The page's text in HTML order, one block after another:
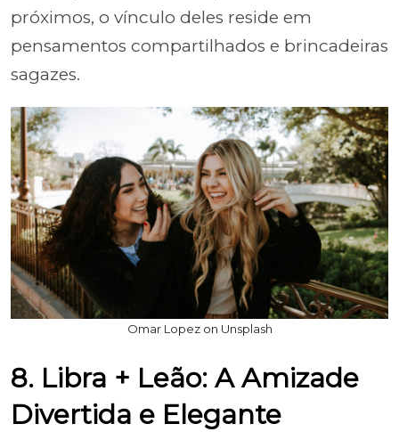
próximos, o vínculo deles reside em
pensamentos compartilhados e brincadeiras
sagazes.
Omar Lopez on Unsplash
8. Libra + Leão: A Amizade
Divertida e Elegante